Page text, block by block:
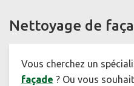
Nettoyage de
Vous cherchez un
façade ? Ou vous